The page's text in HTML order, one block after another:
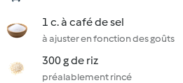
1 c. à café de sel
à ajuster en fonction des goûts
300 g de riz
préalablement rincé